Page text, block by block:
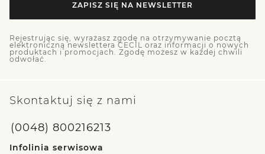
ZAPISZ SIĘ NA NEWSLETTER
Rejestrując się, wyrażasz zgodę na otrzymywanie pocztą
elektroniczną newslettera CECIL oraz informacji o nowych
produktach i promocjach. Zgodę możesz w każdej chwili
odwołać.
Skontaktuj się z nami
(0048) 800216213
Infolinia serwisowa